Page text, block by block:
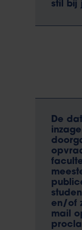
stil bij
De
en/of
mail